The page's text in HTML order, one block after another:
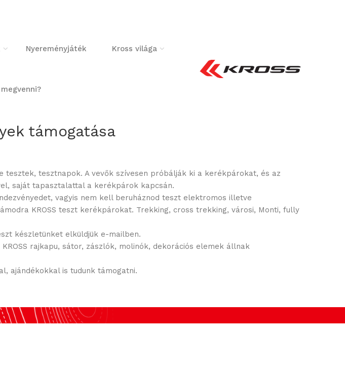
Nyereményjáték Kross világa
támogatása
tesztnapok. A vevők szívesen próbálják ki a kerékpárokat, és az
saját tapasztalattal a kerékpárok kapcsán.
vagyis nem kell beruháznod teszt elektromos illetve
KROSS teszt kerékpárokat. Trekking, cross trekking, városi, Monti, fully
készletünket elküldjük e-mailben.
rajkapu, sátor, zászlók, molinók, dekorációs elemek állnak
ajándékokkal is tudunk támogatni.